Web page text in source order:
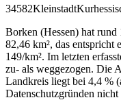
34582Kleinstadt
Borken (Hessen) hat
82,46 km², das entspricht
149/km². Im letzten
zu- als weggezogen. Die
Landkreis liegt bei 4,4 %
Datenschutzgründen